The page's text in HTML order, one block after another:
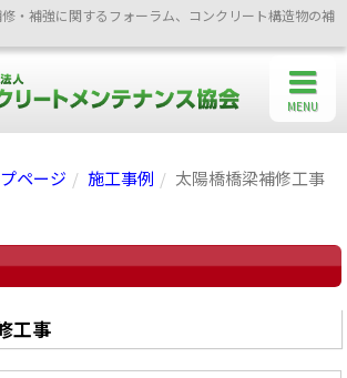
・補強に関するフォーラム、コンクリート構造物の補
ページ 施工事例 太陽橋橋梁補修工事
工事
MENU